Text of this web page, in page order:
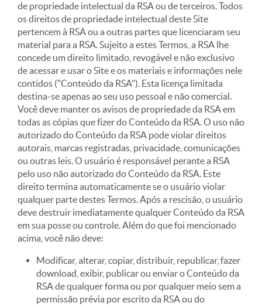
de propriedade intelectual da RSA ou de terceiros. Todos
os direitos de propriedade intelectual deste Site
pertencem à RSA ou a outras partes que licenciaram seu
material para a RSA. Sujeito a estes Termos, a RSA lhe
concede um direito limitado, revogável e não exclusivo
de acessar e usar o Site e os materiais e informações nele
contidos ("Conteúdo da RSA"). Esta licença limitada
destina-se apenas ao seu uso pessoal e não comercial.
Você deve manter os avisos de propriedade da RSA em
todas as cópias que fizer do Conteúdo da RSA. O uso não
autorizado do Conteúdo da RSA pode violar direitos
autorais, marcas registradas, privacidade, comunicações
ou outras leis. O usuário é responsável perante a RSA
pelo uso não autorizado do Conteúdo da RSA. Este
direito termina automaticamente se o usuário violar
qualquer parte destes Termos. Após a rescisão, o usuário
deve destruir imediatamente qualquer Conteúdo da RSA
em sua posse ou controle. Além do que foi mencionado
acima, você não deve:
Modificar, alterar, copiar, distribuir, republicar, fazer
download, exibir, publicar ou enviar o Conteúdo da
RSA de qualquer forma ou por qualquer meio sem a
permissão prévia por escrito da RSA ou do